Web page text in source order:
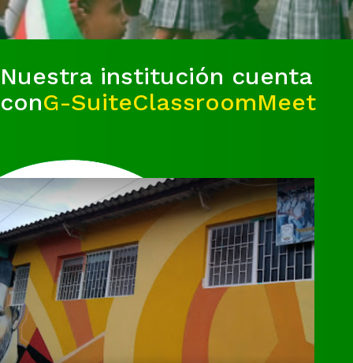
Nuestra institución cuenta
conG-SuiteClassroomMeet